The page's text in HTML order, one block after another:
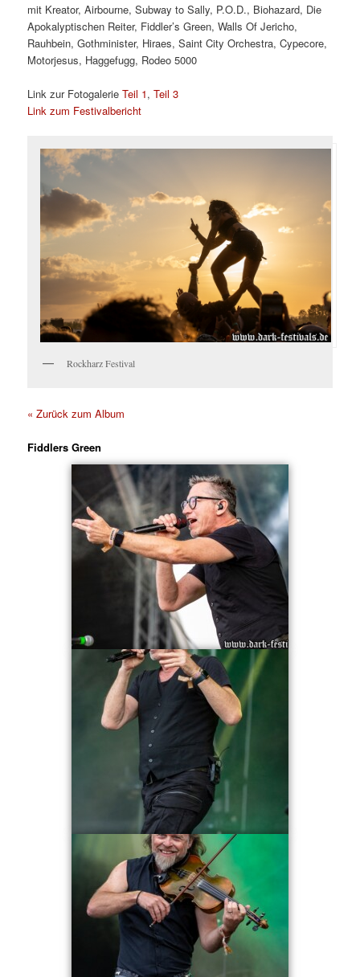
mit Kreator, Airbourne, Subway to Sally, P.O.D., Biohazard, Die
Apokalyptischen Reiter, Fiddler’s Green, Walls Of Jericho,
Rauhbein, Gothminister, Hiraes, Saint City Orchestra, Cypecore,
Motorjesus, Haggefugg, Rodeo 5000
Link zur FotogalerieTeil 1,Teil 3
Link zum Festivalbericht
Rockharz Festival
« Zurück zum Album
Fiddlers Green